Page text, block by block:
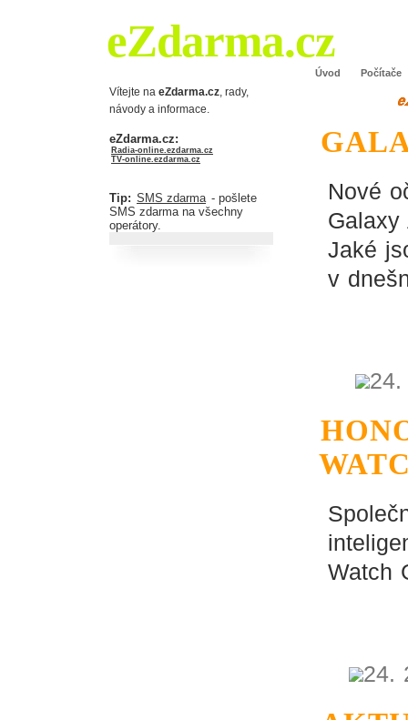
eZdarma.cz
Úvod
Počítače
Vítejte na eZdarma.cz , rady,
návody a informace.
eZdarma.cz:
Radia-online.ezdarma.cz
TV-online.ezdarma.cz
Tip: SMS zdarma - pošlete
SMS zdarma na všechny
operátory.
Nové
Galaxy
Jaké
v
Watch
24.